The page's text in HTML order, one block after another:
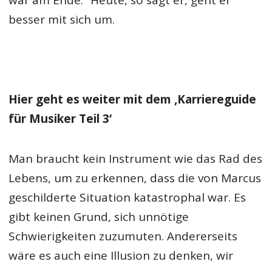
besser mit sich um.
Hier geht es weiter mit dem ‚Karriereguide
für Musiker Teil 3‘
Man braucht kein Instrument wie das Rad des
Lebens, um zu erkennen, dass die von Marcus
geschilderte Situation katastrophal war. Es
gibt keinen Grund, sich unnötige
Schwierigkeiten zuzumuten. Andererseits
wäre es auch eine Illusion zu denken, wir